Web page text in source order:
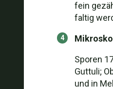
fein
faltig
Sporen
Guttuli;
und in